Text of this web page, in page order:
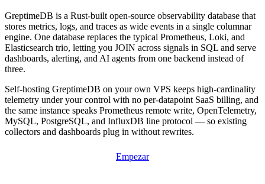
GreptimeDB is a Rust-built open-source observability database that
stores metrics, logs, and traces as wide events in a single columnar
engine. One database replaces the typical Prometheus, Loki, and
Elasticsearch trio, letting you JOIN across signals in SQL and serve
dashboards, alerting, and AI agents from one backend instead of
three.
Self-hosting GreptimeDB on your own VPS keeps high-cardinality
telemetry under your control with no per-datapoint SaaS billing, and
the same instance speaks Prometheus remote write, OpenTelemetry,
MySQL, PostgreSQL, and InfluxDB line protocol — so existing
collectors and dashboards plug in without rewrites.
Empezar